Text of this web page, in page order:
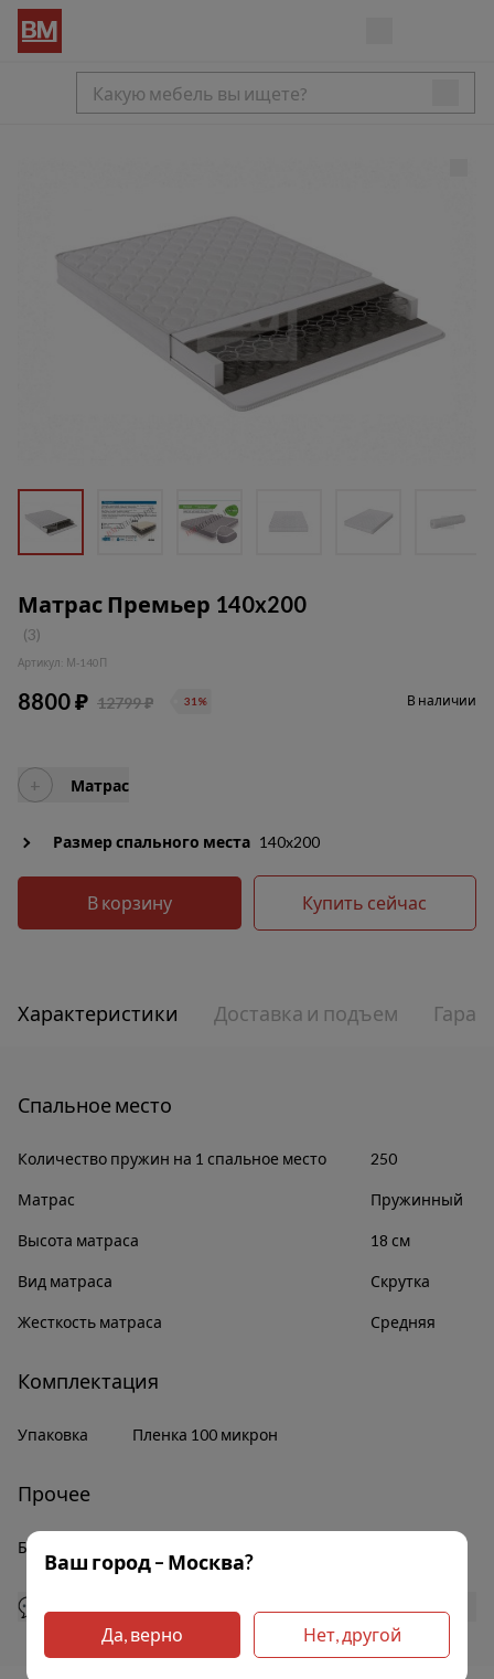
Матрас Премьер 140x200
(3)
Артикул: М-140П
8800 ₽ 12799 ₽ 31% В наличии
Размер спального места 140x200
+ Матрас
В корзину Купить сейчас
Характеристики Доставка и подъем
Спальное место
Количество пружин на 1 спальное место 250
Матрас Пружинный
Высота матраса 18 см
Вид матраса Скрутка
Жесткость матраса Средняя
Комплектация
Упаковка Пленка 100 микрон
Прочее
Блок
💬 Задать вопрос менеджеру
Ваш город – Москва?
Да, верно Нет, другой